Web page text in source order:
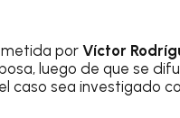
por Víctor
luego de que se
caso sea investigado